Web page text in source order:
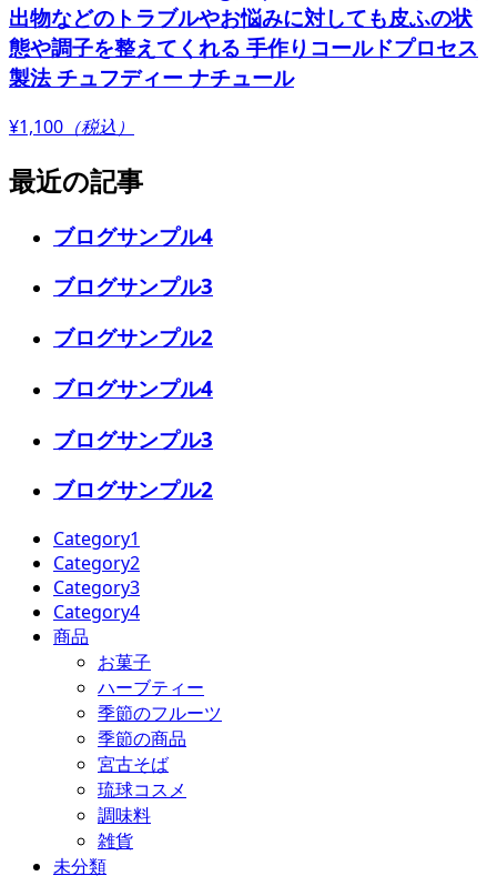
出物などのトラブルやお悩みに対しても皮ふの状
態や調子を整えてくれる 手作りコールドプロセス
製法 チュフディー ナチュール
¥1,100 （税込）
最近の記事
ブログサンプル4
ブログサンプル3
ブログサンプル2
ブログサンプル4
ブログサンプル3
ブログサンプル2
Category1
Category2
Category3
Category4
商品
お菓子
ハーブティー
季節のフルーツ
季節の商品
宮古そば
琉球コスメ
調味料
雑貨
未分類